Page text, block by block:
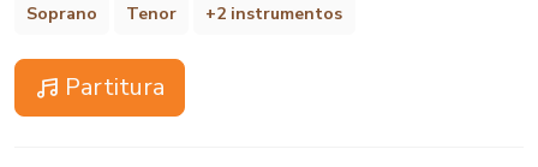
Soprano Tenor +2 instrumentos
Partitura